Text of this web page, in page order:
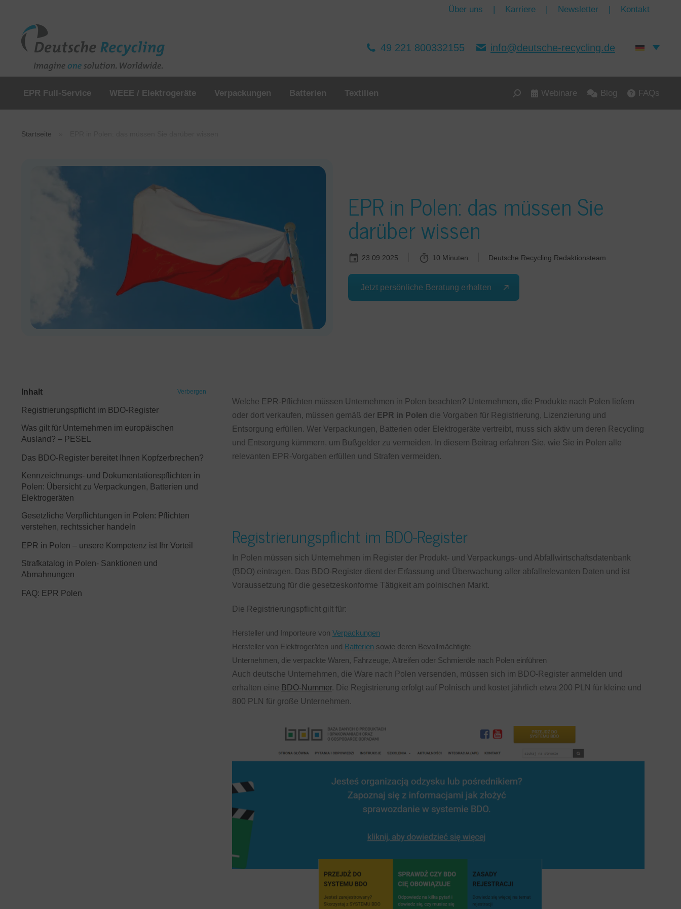
Über uns | Karriere | Newsletter | Kontakt
49 221 800332155 info@deutsche-recycling.de
EPR Full-Service WEEE / Elektrogeräte Verpackungen Batterien Textilien Search: Webinare Blog FAQs
Startseite
EPR in Polen: das müssen Sie
darüber wissen
23.09.2025 10 Minuten Deutsche Recycling Redaktionsteam
Jetzt persönliche Beratung erhalten
Inhalt Verbergen
Registrierungspflicht im BDO-Register
Was gilt für Unternehmen im europäischen
Ausland? – PESEL
Das BDO-Register bereitet Ihnen Kopfzerbrechen?
Kennzeichnungs- und Dokumentationspflichten in
Polen: Übersicht zu Verpackungen, Batterien und
Elektrogeräten
Gesetzliche Verpflichtungen in Polen: Pflichten
verstehen, rechtssicher handeln
EPR in Polen – unsere Kompetenz ist Ihr Vorteil
Strafkatalog in Polen- Sanktionen und
Abmahnungen
FAQ: EPR Polen
Welche EPR-Pflichten müssen Unternehmen in Polen beachten? Unternehmen, die Produkte nach Polen liefern
oder dort verkaufen, müssen gemäß der EPR in Polen die Vorgaben für Registrierung, Lizenzierung und
Entsorgung erfüllen. Wer Verpackungen, Batterien oder Elektrogeräte vertreibt, muss sich aktiv um deren Recycling
und Entsorgung kümmern, um Bußgelder zu vermeiden. In diesem Beitrag erfahren Sie, wie Sie in Polen alle
relevanten EPR-Vorgaben erfüllen und Strafen vermeiden.
Registrierungspflicht im BDO-Register
In Polen müssen sich Unternehmen im Register der Produkt- und Verpackungs- und Abfallwirtschaftsdatenbank
(BDO) eintragen. Das BDO-Register dient der Erfassung und Überwachung aller abfallrelevanten Daten und ist
Voraussetzung für die gesetzeskonforme Tätigkeit am polnischen Markt.
Die Registrierungspflicht gilt für:
Hersteller und Importeure von Verpackungen
Hersteller von Elektrogeräten und Batteriensowie deren Bevollmächtigte
Unternehmen, die verpackte Waren, Fahrzeuge, Altreifen oder Schmieröle nach Polen einführen
Auch deutsche Unternehmen, die Ware nach Polen versenden, müssen sich im BDO-Register anmelden und
erhalten eine BDO-Nummer. Die Registrierung erfolgt auf Polnisch und kostet jährlich etwa 200 PLN für kleine und
800 PLN für große Unternehmen.